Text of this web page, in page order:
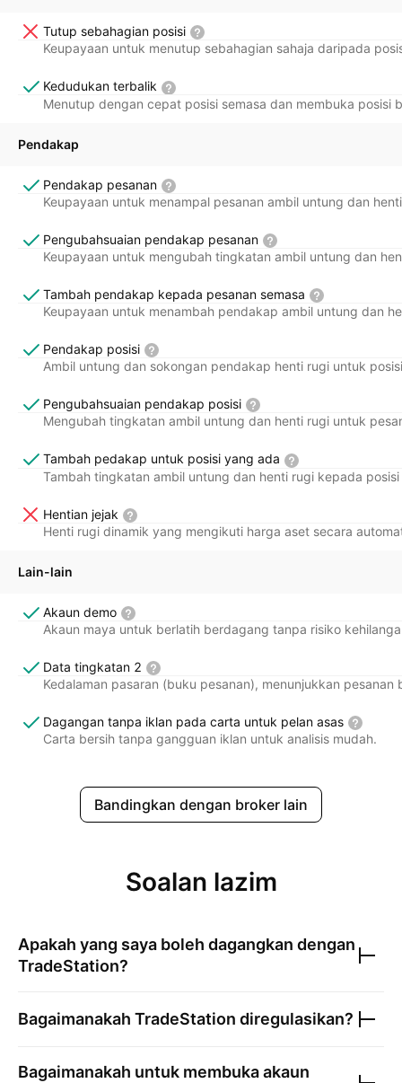
Tutup sebahagian posisi
Keupayaan untuk menutup sebahagian sahaja daripada
Kedudukan terbalik
Menutup dengan cepat posisi semasa dan membuka
Pendakap
Pendakap pesanan
Keupayaan untuk menampal pesanan ambil untung dan
Pengubahsuaian pendakap pesanan
Keupayaan untuk mengubah tingkatan ambil untung dan
Tambah pendakap kepada pesanan semasa
Keupayaan untuk menambah pendakap ambil untung dan
Pendakap posisi
Ambil untung dan sokongan pendakap henti rugi untuk
Pengubahsuaian pendakap posisi
Mengubah tingkatan ambil untung dan henti rugi untuk
Tambah pedakap untuk posisi yang ada
Tambah tingkatan ambil untung dan henti rugi kepada
Hentian jejak
Henti rugi dinamik yang mengikuti harga aset secara
Lain-lain
Akaun demo
Akaun maya untuk berlatih berdagang tanpa risiko
Data tingkatan 2
Kedalaman pasaran (buku pesanan), menunjukkan
Dagangan tanpa iklan pada carta untuk pelan asas
Carta bersih tanpa gangguan iklan untuk analisis mudah.
Bandingkan dengan broker lain
Soalan lazim
Apakah yang saya boleh dagangkan dengan
TradeStation?
Bagaimanakah TradeStation diregulasikan?
Bagaimanakah untuk membuka akaun